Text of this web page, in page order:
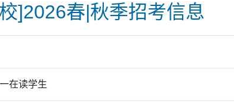
]2026春|秋季招考信息
在读学生